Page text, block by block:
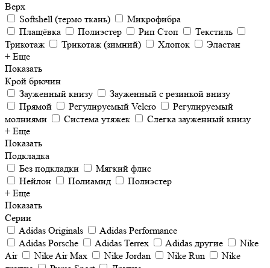
Верх
Softshell (термо ткань)
Микрофибра
Плащёвка
Полиэстер Рип Стоп
Текстиль
Трикотаж
Трикотаж (зимний) Хлопок
Эластан
+ Еще
Показать
Крой брючин
Зауженный книзу
Зауженный с резинкой внизу
Прямой
Регулируемый Velcro
Регулируемый
молниями
Система утяжек
Слегка зауженный книзу
+ Еще
Показать
Подкладка
Без подкладки
Мягкий флис
Нейлон
Полиамид
Полиэстер
+ Еще
Показать
Серии
Adidas Originals
Adidas Performance
Adidas Porsche
Adidas Terrex Adidas другие
Nike
Air
Nike Air Max Nike Jordan Nike Run
Nike